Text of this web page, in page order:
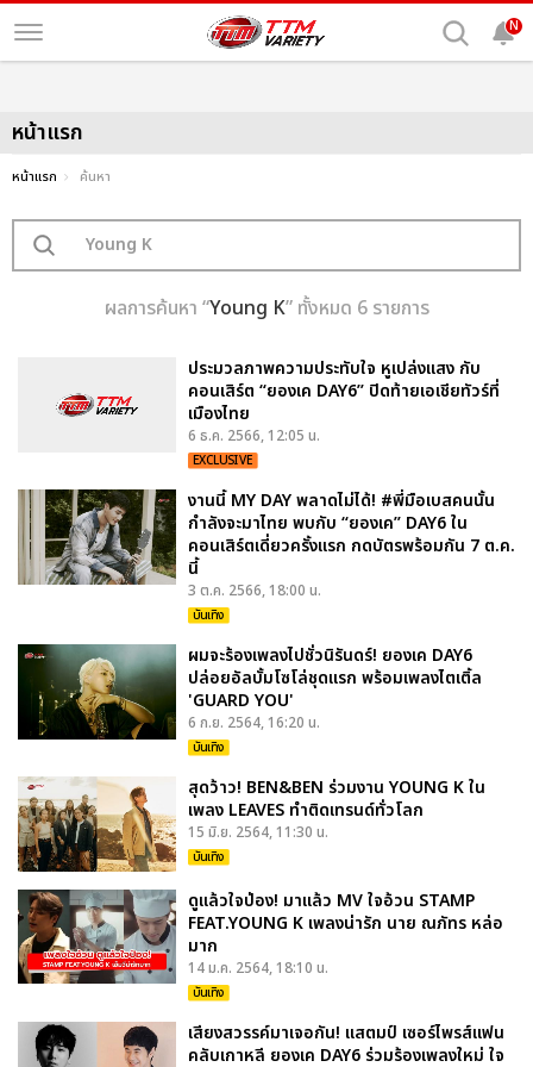
N
หน้าแรก
หน้าแรก ค้นหา
ผลการค้นหา “Young K” ทั้งหมด 6 รายการ
ประมวลภาพความประทับใจ หูเปล่งแสง กับ
คอนเสิร์ต “ยองเค DAY6” ปิดท้ายเอเชียทัวร์ที่
เมืองไทย
6 ธ.ค. 2566, 12:05 น.
EXCLUSIVE
งานนี้ MY DAY พลาดไม่ได้! #พี่มือเบสคนนั้น
กำลังจะมาไทย พบกับ “ยองเค” DAY6 ใน
คอนเสิร์ตเดี่ยวครั้งแรก กดบัตรพร้อมกัน 7 ต.ค.
นี้
3 ต.ค. 2566, 18:00 น.
บันเทิง
ผมจะร้องเพลงไปชั่วนิรันดร์! ยองเค DAY6
ปล่อยอัลบั้มโซโล่ชุดแรก พร้อมเพลงไตเติ้ล
'GUARD YOU'
6 ก.ย. 2564, 16:20 น.
บันเทิง
สุดว้าว! BEN&BEN ร่วมงาน YOUNG K ใน
เพลง LEAVES ทำติดเทรนด์ทั่วโลก
15 มิ.ย. 2564, 11:30 น.
บันเทิง
ดูแล้วใจป่อง! มาแล้ว MV ใจอ้วน STAMP
FEAT.YOUNG K เพลงน่ารัก นาย ณภัทร หล่อ
มาก
14 ม.ค. 2564, 18:10 น.
บันเทิง
เสียงสวรรค์มาเจอกัน! แสตมป์ เซอร์ไพรส์แฟน
คลับเกาหลี ยองเค DAY6 ร่วมร้องเพลงใหม่ ใจ